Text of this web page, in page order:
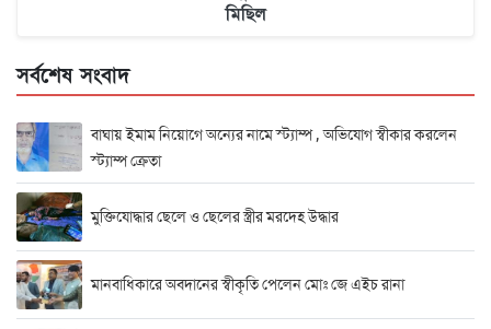
মিছিল
সর্বশেষ সংবাদ
বাঘায় ইমাম নিয়োগে অন্যের নামে স্ট্যাম্প , অভিযোগ স্বীকার করলেন
স্ট্যাম্প ক্রেতা
মুক্তিযোদ্ধার ছেলে ও ছেলের স্ত্রীর মরদেহ উদ্ধার
মানবাধিকারে অবদানের স্বীকৃতি পেলেন মোঃ জে এইচ রানা